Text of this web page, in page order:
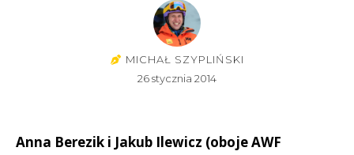
MICHAŁ SZYPLIŃSKI
26 stycznia 2014
Anna Berezik i Jakub Ilewicz (oboje AWF